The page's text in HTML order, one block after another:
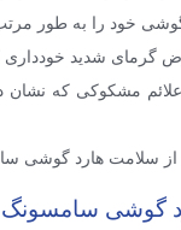
خود را به طور
شدید خودداری
مشکوکی که نشان
از سلامت هارد
گوشی سامسونگ